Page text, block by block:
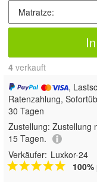
4 verkauft
,
Ratenzahlung,
30 Tagen
Zustellung: Zustellung
15 Tagen.
Verkäufer: Luxkor-24